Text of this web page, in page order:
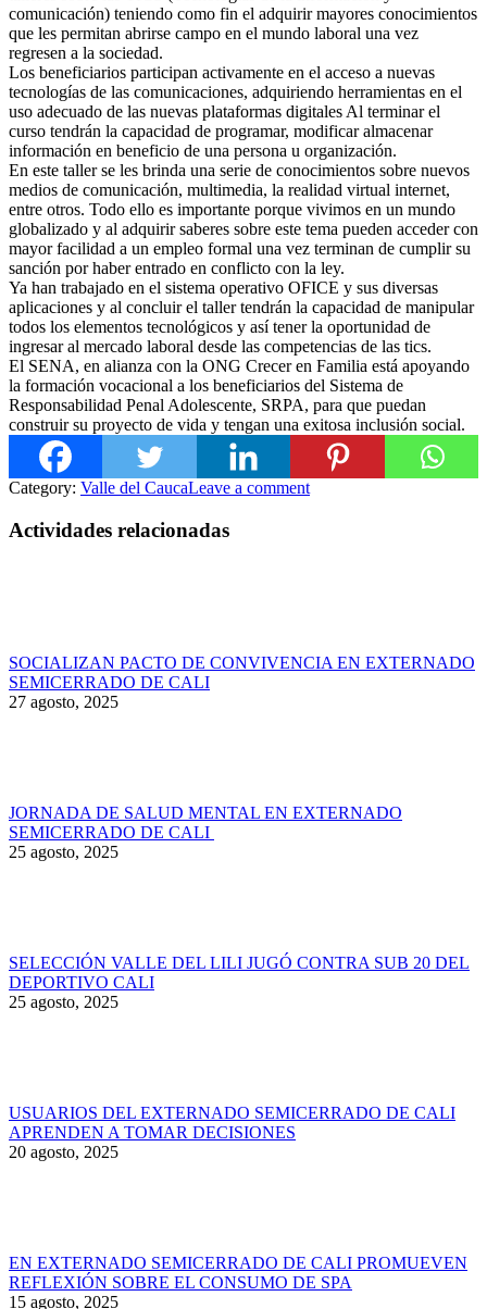
comunicación) teniendo como fin el adquirir mayores conocimientos
que les permitan abrirse campo en el mundo laboral una vez
regresen a la sociedad.
Los beneficiarios participan activamente en el acceso a nuevas
tecnologías de las comunicaciones, adquiriendo herramientas en el
uso adecuado de las nuevas plataformas digitales Al terminar el
curso tendrán la capacidad de programar, modificar almacenar
información en beneficio de una persona u organización.
En este taller se les brinda una serie de conocimientos sobre nuevos
medios de comunicación, multimedia, la realidad virtual internet,
entre otros. Todo ello es importante porque vivimos en un mundo
globalizado y al adquirir saberes sobre este tema pueden acceder con
mayor facilidad a un empleo formal una vez terminan de cumplir su
sanción por haber entrado en conflicto con la ley.
Ya han trabajado en el sistema operativo OFICE y sus diversas
aplicaciones y al concluir el taller tendrán la capacidad de manipular
todos los elementos tecnológicos y así tener la oportunidad de
ingresar al mercado laboral desde las competencias de las tics.
El SENA, en alianza con la ONG Crecer en Familia está apoyando
la formación vocacional a los beneficiarios del Sistema de
Responsabilidad Penal Adolescente, SRPA, para que puedan
construir su proyecto de vida y tengan una exitosa inclusión social.
Category: Valle del CaucaLeave a comment
Actividades relacionadas
SOCIALIZAN PACTO DE CONVIVENCIA EN EXTERNADO
SEMICERRADO DE CALI
27 agosto, 2025
JORNADA DE SALUD MENTAL EN EXTERNADO
SEMICERRADO DE CALI
25 agosto, 2025
SELECCIÓN VALLE DEL LILI JUGÓ CONTRA SUB 20 DEL
DEPORTIVO CALI
25 agosto, 2025
USUARIOS DEL EXTERNADO SEMICERRADO DE CALI
APRENDEN A TOMAR DECISIONES
20 agosto, 2025
EN EXTERNADO SEMICERRADO DE CALI PROMUEVEN
REFLEXIÓN SOBRE EL CONSUMO DE SPA
15 agosto, 2025